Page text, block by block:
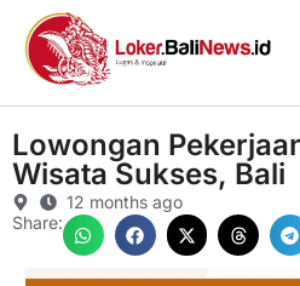
Lowongan
Wisata Sukses, Bali
12 months ago
Share: